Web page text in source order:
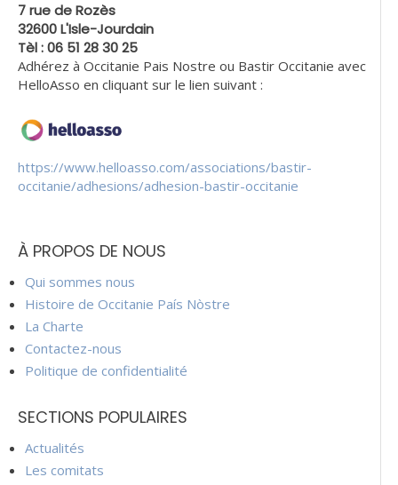
7 rue de Rozès
32600 L'Isle-Jourdain
Tèl : 06 51 28 30 25
Adhérez à Occitanie Pais Nostre ou Bastir Occitanie avec
HelloAsso en cliquant sur le lien suivant :
https://www.helloasso.com/associations/bastir-
occitanie/adhesions/adhesion-bastir-occitanie
À PROPOS DE NOUS
Qui sommes nous
Histoire de Occitanie País Nòstre
La Charte
Contactez-nous
Politique de confidentialité
SECTIONS POPULAIRES
Actualités
Les comitats